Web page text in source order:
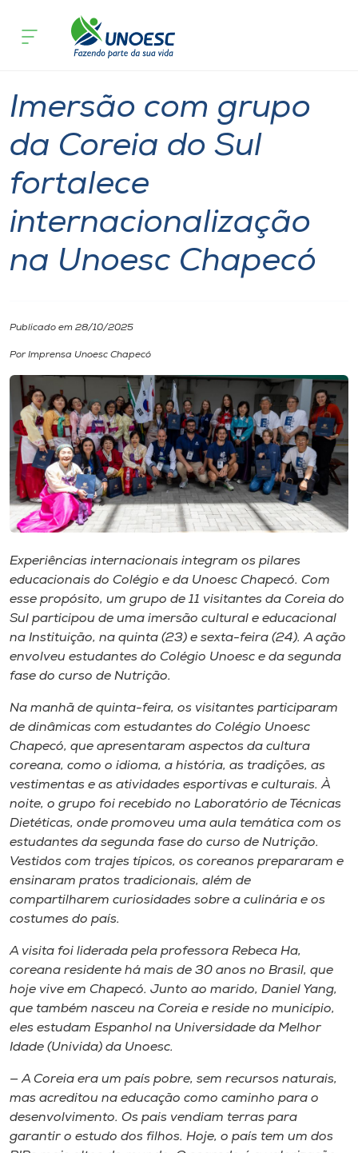
Cursos
Pesquisa
Atendimento ao Estudante
Portal de Ensino
Internacionalização
I.nova
Diplomados
Cultura
CPA
Biblioteca
Editora
Rádio
Museu
Unoesc
Store
Selecione
o idioma
A+
A-
Colégios
Imersão com grupo
da Coreia do Sul
fortalece
internacionalização
na Unoesc Chapecó
Publicado em 28/10/2025
Por Imprensa Unoesc Chapecó
Experiências internacionais integram os pilares
educacionais do Colégio e da Unoesc Chapecó. Com
esse propósito, um grupo de 11 visitantes da Coreia do
Sul participou de uma imersão cultural e educacional
na Instituição, na quinta (23) e sexta-feira (24). A ação
envolveu estudantes do Colégio Unoesc e da segunda
fase do curso de Nutrição.
Na manhã de quinta-feira, os visitantes participaram
de dinâmicas com estudantes do Colégio Unoesc
Chapecó, que apresentaram aspectos da cultura
coreana, como o idioma, a história, as tradições, as
vestimentas e as atividades esportivas e culturais. À
noite, o grupo foi recebido no Laboratório de Técnicas
Dietéticas, onde promoveu uma aula temática com os
estudantes da segunda fase do curso de Nutrição.
Vestidos com trajes típicos, os coreanos prepararam e
ensinaram pratos tradicionais, além de
compartilharem curiosidades sobre a culinária e os
costumes do país.
A visita foi liderada pela professora Rebeca Ha,
coreana residente há mais de 30 anos no Brasil, que
hoje vive em Chapecó. Junto ao marido, Daniel Yang,
que também nasceu na Coreia e reside no município,
eles estudam Espanhol na Universidade da Melhor
Idade (Univida) da Unoesc.
— A Coreia era um país pobre, sem recursos naturais,
mas acreditou na educação como caminho para o
desenvolvimento. Os pais vendiam terras para
garantir o estudo dos filhos. Hoje, o país tem um dos